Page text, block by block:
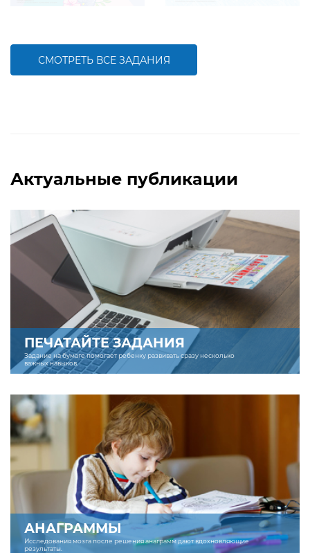
компетентности
СМОТРЕТЬ ВСЕ ЗАДАНИЯ
Актуальные публикации
ПЕЧАТАЙТЕ ЗАДАНИЯ
Задание на бумаге помогает ребенку развивать сразу несколько
важных навыков.
АНАГРАММЫ
Исследования мозга после решения анаграмм дают вдохновляющие
результаты.